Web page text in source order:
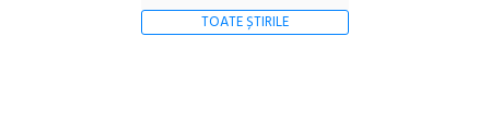
TOATE ȘTIRILE